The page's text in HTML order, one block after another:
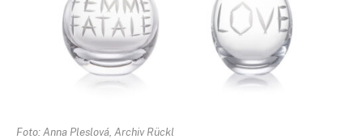
Foto: Anna Pleslová, Archiv Rückl